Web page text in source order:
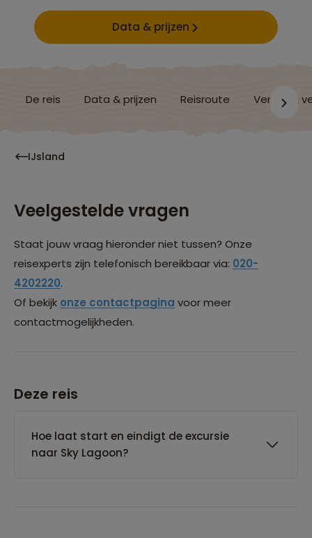
Data & prijzen
De reis Data & prijzen Reisroute Verblijf &
IJsland
Veelgestelde vragen
Staat jouw vraag hieronder niet tussen? Onze
reisexperts zijn telefonisch bereikbaar via: 020-
4202220.
Of bekijk onze contactpagina voor meer
contactmogelijkheden.
Deze reis
Hoe laat start en eindigt de excursie
naar Sky Lagoon?